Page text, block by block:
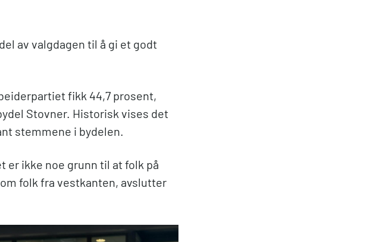
av valgdagen til å gi et godt
fikk 44,7 prosent,
Stovner. Historisk vises det
stemmene i bydelen.
er ikke noe grunn til at folk på
folk fra vestkanten, avslutter